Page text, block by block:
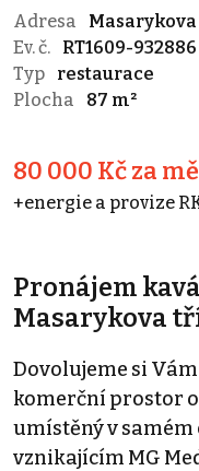
Adresa
Masarykova
Ev. č.
RT1609-932886
Typ
restaurace
Plocha
87 m²
80 000 Kč za
+energie a provize
Pronájem
Masarykova
Dovolujeme si
komerční prostor
umístěný v samém
vznikajícím MG